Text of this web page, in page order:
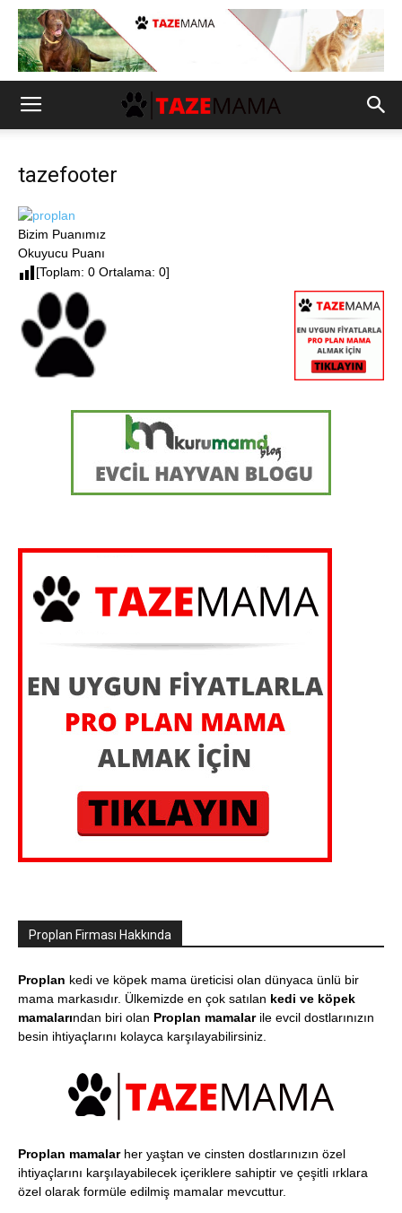
tazefooter
Bizim Puanımız
Okuyucu Puanı
[Toplam: 0 Ortalama: 0]
Proplan Firması Hakkında
Proplan kedi ve köpek mama üreticisi olan dünyaca ünlü bir
mama markasıdır. Ülkemizde en çok satılan kedi ve köpek
mamalarından biri olan Proplan mamalarile evcil dostlarınızın
besin ihtiyaçlarını kolayca karşılayabilirsiniz.
Proplan mamalarher yaştan ve cinsten dostlarınızın özel
ihtiyaçlarını karşılayabilecek içeriklere sahiptir ve çeşitli ırklara
özel olarak formüle edilmiş mamalar mevcuttur.